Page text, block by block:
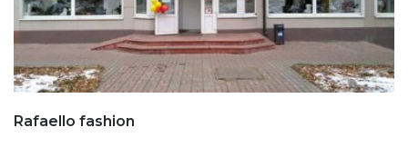
Rafaello fashion